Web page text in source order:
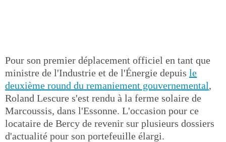
Pour son premier déplacement officiel en tant que
ministre de l'Industrie et de l'Énergie depuis le
deuxième round du remaniement gouvernemental,
Roland Lescure s'est rendu à la ferme solaire de
Marcoussis, dans l'Essonne. L'occasion pour ce
locataire de Bercy de revenir sur plusieurs dossiers
d'actualité pour son portefeuille élargi.